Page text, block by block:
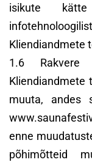
isikute
Kliendiandmete
1.6 Rakvere
Kliendiandmete
muuta, andes
enne
põhimõtteid